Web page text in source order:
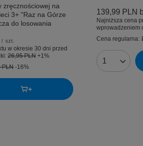
zręcznościowej na
3+ "Raz na Górze
do losowania
/ szt.
w okresie 30 dni przed
26,95 PLN +1%
PLN -16%
139,99 PLN
Najniższa cena
wprowadzeniem
Cena regularna:
Ilość